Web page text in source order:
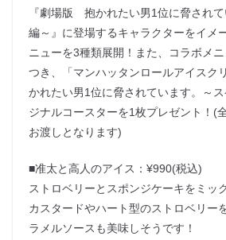
『劇場版 抱かれたい男1位に脅され
編～』に登場するキャラクターをイメ
ニューを3種類展開！また、コラボメ
つき、「マンハッタンロールアイス
かれたい男1位に脅されています。～
ジナルコースターを1枚プレゼント！(
お渡しとなります)
■准太と高人のアイス：¥990(税込)
ストロベリーとスポンジケーキをミッ
カスタードやハート型のストロベリー
ラメルソースも美味しそうです！